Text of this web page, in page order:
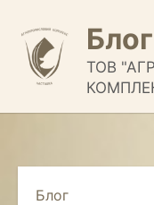
содержимомуБлог
ТОВ
Блог